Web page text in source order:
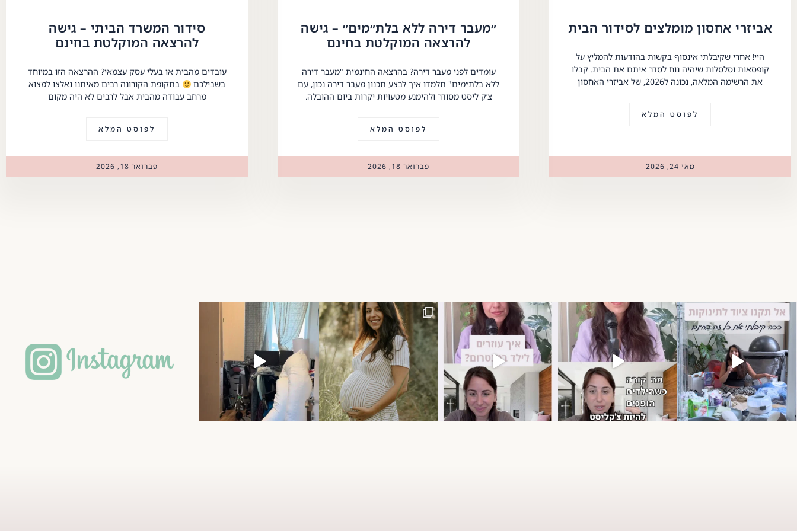
אביזרי אחסון מומלצים לסידור הבית
היי! אחרי שקיבלתי אינסוף בקשות בהודעות להמליץ על
קופסאות וסלסלות שיהיה נוח לסדר איתם את הבית. קבלו
את הרשימה המלאה, נכונה ל2026, של אביזרי האחסון
לפוסט המלא
מאי 24, 2026
״מעבר דירה ללא בלת״מים״ – גישה
להרצאה המוקלטת בחינם
עומדים לפני מעבר דירה? בהרצאה החינמית "מעבר דירה
ללא בלת״מים" תלמדו איך לבצע תכנון מעבר דירה נכון, עם
צ’ק ליסט מסודר ולהימנע מטעויות יקרות ביום ההובלה.
לפוסט המלא
פברואר 18, 2026
סידור המשרד הביתי – גישה
להרצאה המוקלטת בחינם
עובדים מהבית או בעלי עסק עצמאי? ההרצאה הזו במיוחד
בשבילכם
בתקופת הקורונה רבים מאיתנו נאלצו למצוא
מרחב עבודה מהבית אבל לרבים לא היה מקום
לפוסט המלא
פברואר 18, 2026
⁨ הטעות שרוב ההורים עושים ב